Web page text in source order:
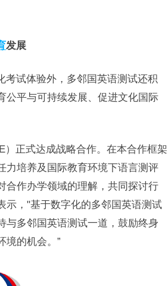
发展
考试体验外，多邻国英语测试还积
公平与可持续发展、促进文化国际
正式达成战略合作。在本合作框架
力培养及国际教育环境下语言测评
合作办学领域的理解，共同探讨行
示，"基于数字化的多邻国英语测试
与多邻国英语测试一道，鼓励终身
境的机会。”